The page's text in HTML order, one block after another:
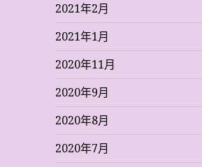
2021年2月
2021年1月
2020年11月
2020年9月
2020年8月
2020年7月